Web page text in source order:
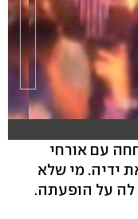
hlsjs-lite:
עם אורחי
ידיה. מי שלא
לה על הופעתה.